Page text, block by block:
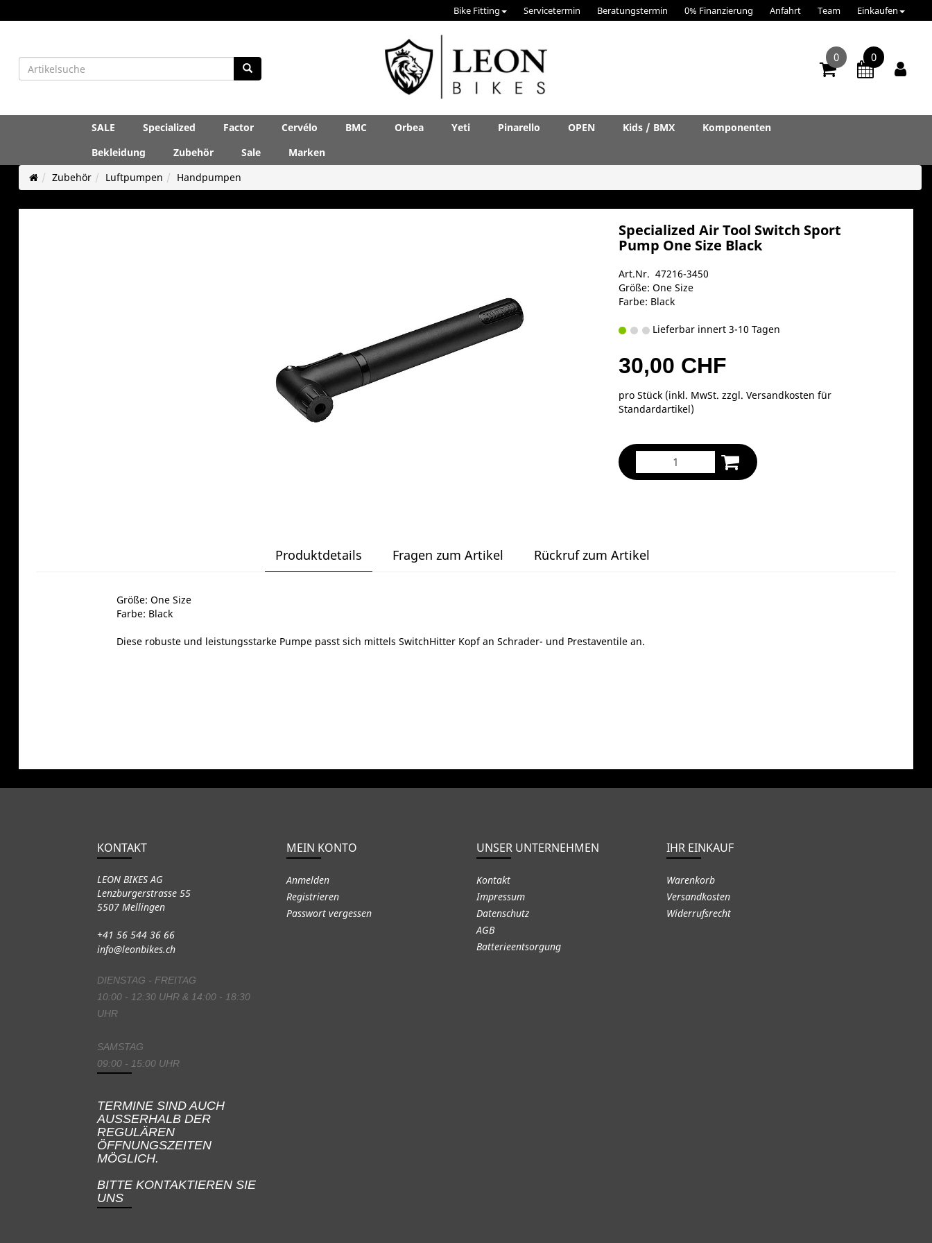
Bike Fitting Servicetermin Beratungstermin 0% Finanzierung Anfahrt Team Einkaufen
0 0
SALE Specialized Factor Cervélo BMC Orbea Yeti Pinarello OPEN Kids / BMX
Komponenten
Bekleidung
Zubehör Sale
Marken
Zubehör
Luftpumpen Handpumpen
Specialized Air Tool Switch Sport
Pump One Size Black
Art.Nr. 47216-3450
Größe: One Size
Farbe: Black
Lieferbar innert 3-10 Tagen
30,00 CHF
pro Stück (inkl. MwSt. zzgl.Versandkosten für
Standardartikel)
Produktdetails Fragen zum Artikel Rückruf zum Artikel
Größe: One Size
Farbe: Black
Diese robuste und leistungsstarke Pumpe passt sich mittels SwitchHitter Kopf an Schrader- und Prestaventile an.
KONTAKT
LEON BIKES AG
Lenzburgerstrasse 55
5507 Mellingen
+41 56 544 36 66
info@leonbikes.ch
DIENSTAG - FREITAG
10:00 - 12:30 UHR & 14:00 - 18:30
UHR
SAMSTAG
09:00 - 15:00 UHR
TERMINE SIND AUCH
AUSSERHALB DER
REGULÄREN
ÖFFNUNGSZEITEN
MÖGLICH.
BITTE KONTAKTIEREN SIE
UNS
MEIN KONTO
Anmelden
Registrieren
Passwort vergessen
UNSER UNTERNEHMEN
Kontakt
Impressum
Datenschutz
AGB
Batterieentsorgung
IHR EINKAUF
Warenkorb
Versandkosten
Widerrufsrecht